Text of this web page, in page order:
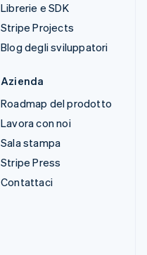
Librerie e SDK
Stripe Projects
Blog degli sviluppatori
Azienda
Roadmap del prodotto
Lavora con noi
Sala stampa
Stripe Press
Contattaci